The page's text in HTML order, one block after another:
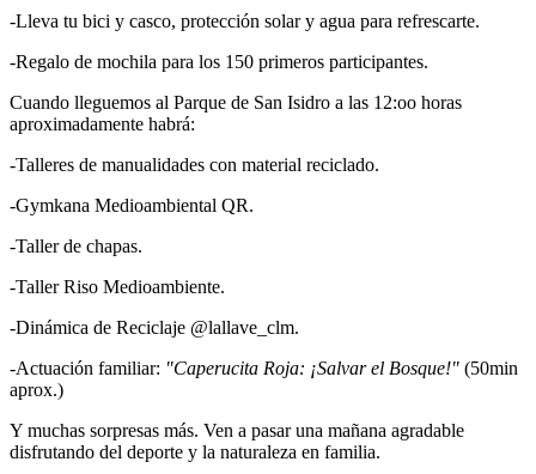
-Lleva tu bici y casco, protección solar y agua para refrescarte.
-Regalo de mochila para los 150 primeros participantes.
Cuando lleguemos al Parque de San Isidro a las 12:oo horas
aproximadamente habrá:
-Talleres de manualidades con material reciclado.
-Gymkana Medioambiental QR.
-Taller de chapas.
-Taller Riso Medioambiente.
-Dinámica de Reciclaje @‌lallave_clm.
-Actuación familiar: "Caperucita Roja: ¡Salvar el Bosque!" (50min
aprox.)
Y muchas sorpresas más. Ven a pasar una mañana agradable
disfrutando del deporte y la naturaleza en familia.